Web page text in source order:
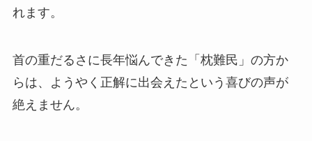
れます。
首の重だるさに長年悩んできた「枕難民」の方か
らは、ようやく正解に出会えたという喜びの声が
絶えません。